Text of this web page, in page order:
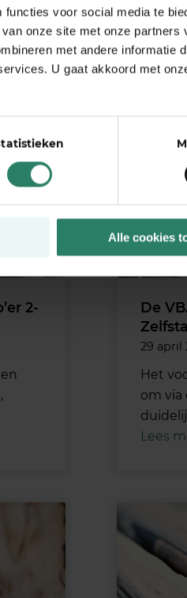
voor social media te
onze site met onze partners
met andere informatie
U gaat akkoord met
Alle cookies
Lees
2-
De
29 april
Het
om via
Lees